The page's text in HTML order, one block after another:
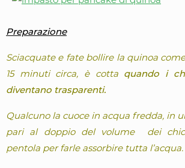
Preparazione
Sciacquate e fate bollire la quinoa
15 minuti circa, è cotta quando i
diventano trasparenti.
Qualcuno la cuoce in acqua fredda, in
pari al doppio del volume dei
pentola per farle assorbire tutta l’acqua.